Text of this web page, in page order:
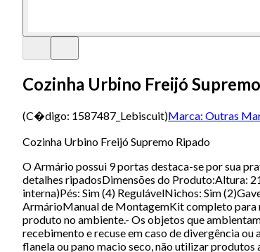
Cozinha Urbino Freijó
(C�digo: 1587487_Lebiscuit)Marca: Outras
Cozinha Urbino Freijó Supremo Ripado
O Armário possui 9 portas destaca-se por sua
detalhes ripadosDimensões do Produto:Altura:
interna)Pés: Sim (4) RegulávelNichos: Sim
ArmárioManual de MontagemKit completo para
produto no ambiente.- Os objetos que
recebimento e recuse em caso de divergência
flanela ou pano macio seco, não utilizar